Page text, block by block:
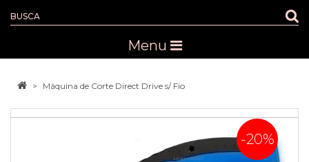
Menu
Máquina de Corte Direct Drive s/ Fio
-20%